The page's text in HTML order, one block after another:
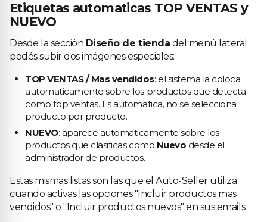
Etiquetas automaticas TOP VENTAS y
NUEVO
Desde la sección Diseño de tienda del menú lateral
podés subir dos imágenes especiales:
TOP VENTAS / Mas vendidos: el sistema la coloca
automaticamente sobre los productos que detecta
como top ventas. Es automatica, no se selecciona
producto por producto.
NUEVO: aparece automaticamente sobre los
productos que clasificas como Nuevo desde el
administrador de productos.
Estas mismas listas son las que el Auto-Seller utiliza
cuando activas las opciones "Incluir productos mas
vendidos" o "Incluir productos nuevos" en sus emails.